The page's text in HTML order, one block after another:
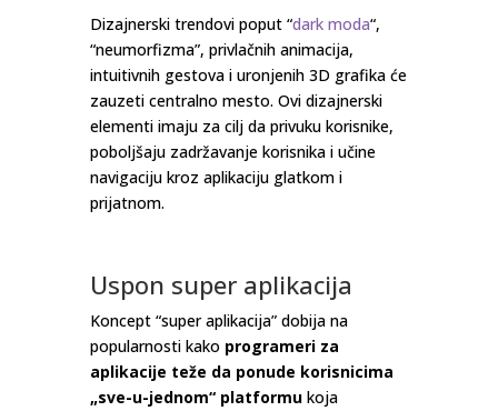
Dizajnerski trendovi poput “dark moda“,
“neumorfizma”, privlačnih animacija,
intuitivnih gestova i uronjenih 3D grafika će
zauzeti centralno mesto. Ovi dizajnerski
elementi imaju za cilj da privuku korisnike,
poboljšaju zadržavanje korisnika i učine
navigaciju kroz aplikaciju glatkom i
prijatnom.
Uspon super aplikacija
Koncept “super aplikacija” dobija na
popularnosti kako programeri za
aplikacije teže da ponude korisnicima
„sve-u-jednom“ platformukoja